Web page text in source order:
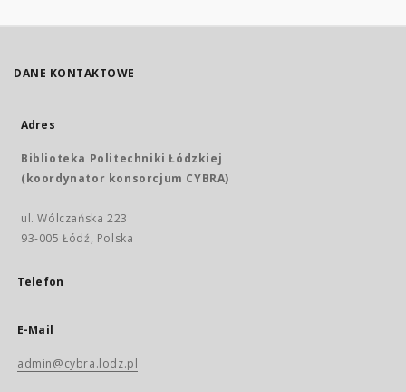
DANE KONTAKTOWE
Adres
Biblioteka Politechniki Łódzkiej
(koordynator konsorcjum CYBRA)
ul. Wólczańska 223
93-005 Łódź, Polska
Telefon
E-Mail
admin@cybra.lodz.pl